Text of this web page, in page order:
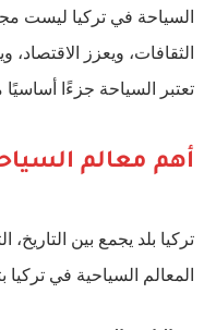
السياحة في تركيا ليست
الثقافات، ويعزز
تعتبر السياحة جزءًا
أهم معالم
تركيا بلد يجمع بين التاريخ،
المعالم السياحية في